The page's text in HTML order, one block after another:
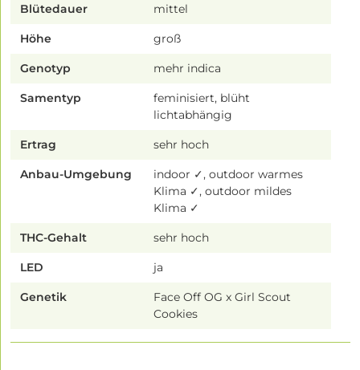
Blütedauer mittel
Höhe groß
Genotyp mehr indica
Samentyp
feminisiert, blüht
lichtabhängig
Ertrag sehr hoch
Anbau-Umgebung
indoor ✓, outdoor warmes
Klima ✓, outdoor mildes
Klima ✓
THC-Gehalt sehr hoch
LED ja
Genetik
Face Off OG x Girl Scout
Cookies